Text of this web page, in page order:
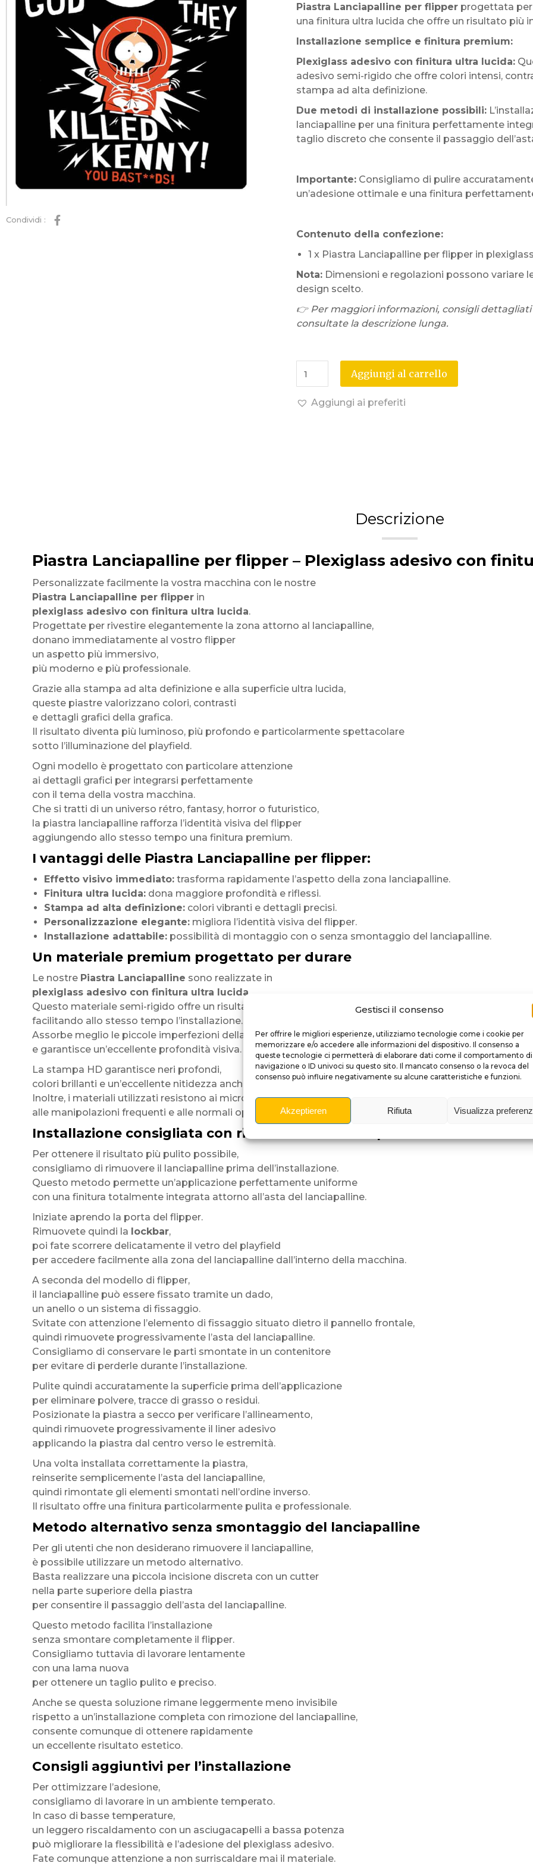
Gestisci il consenso
Per offrire le migliori esperienze, utilizziamo tecnologie come i cookie per
memorizzare e/o accedere alle informazioni del dispositivo. Il consenso a
queste tecnologie ci permetterà di elaborare dati come il comportamento di
navigazione o ID univoci su questo sito. Il mancato consenso o la revoca del
consenso può influire negativamente su alcune caratteristiche e funzioni.
Akzeptieren Rifiuta Visualizza
Condividi :
Piastra Lanciapalline per flipperprogettata per
una finitura ultra lucida che offre un risultato più
Installazione semplice e finitura premium:
Plexiglass adesivo con finitura ultra lucida:
adesivo semi-rigido che offre colori intensi,
stampa ad alta definizione.
Due metodi di installazione possibili:
lanciapalline per una finitura perfettamente
taglio discreto che consente il passaggio
Importante:Consigliamo di pulire
un’adesione ottimale e una finitura
Contenuto della confezione:
1 x Piastra Lanciapalline per flipper in
Nota:Dimensioni e regolazioni possono variare
design scelto.
👉 Per maggiori informazioni, consigli
consultate la descrizione lunga.
Aggiungi al carrello
Aggiungi ai preferiti
Descrizione
Piastra Lanciapalline per flipper – Plexiglass adesivo con
Personalizzate facilmente la vostra macchina con le nostre
Piastra Lanciapalline per flipperin
plexiglass adesivo con finitura ultra lucida.
Progettate per rivestire elegantemente la zona attorno al lanciapalline,
donano immediatamente al vostro flipper
un aspetto più immersivo,
più moderno e più professionale.
Grazie alla stampa ad alta definizione e alla superficie ultra lucida,
queste piastre valorizzano colori, contrasti
e dettagli grafici della grafica.
Il risultato diventa più luminoso, più profondo e particolarmente spettacolare
sotto l’illuminazione del playfield.
Ogni modello è progettato con particolare attenzione
ai dettagli grafici per integrarsi perfettamente
con il tema della vostra macchina.
Che si tratti di un universo rétro, fantasy, horror o futuristico,
la piastra lanciapalline rafforza l’identità visiva del flipper
aggiungendo allo stesso tempo una finitura premium.
I vantaggi delle Piastra Lanciapalline per flipper:
Effetto visivo immediato:trasforma rapidamente l’aspetto della zona lanciapalline.
Finitura ultra lucida:dona maggiore profondità e riflessi.
Stampa ad alta definizione:colori vibranti e dettagli precisi.
Personalizzazione elegante:migliora l’identità visiva del flipper.
Installazione adattabile:possibilità di montaggio con o senza smontaggio del lanciapalline.
Un materiale premium progettato per durare
Le nostre Piastra Lanciapalline sono realizzate in
plexiglass adesivo con finitura ultra lucida
Questo materiale semi-rigido offre un risultato premium
facilitando allo stesso tempo l’installazione.
Assorbe meglio le piccole imperfezioni della superficie
e garantisce un’eccellente profondità visiva.
La stampa HD garantisce neri profondi,
colori brillanti e un’eccellente nitidezza anche da vicino.
Inoltre, i materiali utilizzati resistono ai micrograffi,
alle manipolazioni frequenti e alle normali operazioni di pulizia.
Installazione consigliata con rimozione del lanciapalline
Per ottenere il risultato più pulito possibile,
consigliamo di rimuovere il lanciapalline prima dell’installazione.
Questo metodo permette un’applicazione perfettamente uniforme
con una finitura totalmente integrata attorno all’asta del lanciapalline.
Iniziate aprendo la porta del flipper.
Rimuovete quindi la lockbar,
poi fate scorrere delicatamente il vetro del playfield
per accedere facilmente alla zona del lanciapalline dall’interno della macchina.
A seconda del modello di flipper,
il lanciapalline può essere fissato tramite un dado,
un anello o un sistema di fissaggio.
Svitate con attenzione l’elemento di fissaggio situato dietro il pannello frontale,
quindi rimuovete progressivamente l’asta del lanciapalline.
Consigliamo di conservare le parti smontate in un contenitore
per evitare di perderle durante l’installazione.
Pulite quindi accuratamente la superficie prima dell’applicazione
per eliminare polvere, tracce di grasso o residui.
Posizionate la piastra a secco per verificare l’allineamento,
quindi rimuovete progressivamente il liner adesivo
applicando la piastra dal centro verso le estremità.
Una volta installata correttamente la piastra,
reinserite semplicemente l’asta del lanciapalline,
quindi rimontate gli elementi smontati nell’ordine inverso.
Il risultato offre una finitura particolarmente pulita e professionale.
Metodo alternativo senza smontaggio del lanciapalline
Per gli utenti che non desiderano rimuovere il lanciapalline,
è possibile utilizzare un metodo alternativo.
Basta realizzare una piccola incisione discreta con un cutter
nella parte superiore della piastra
per consentire il passaggio dell’asta del lanciapalline.
Questo metodo facilita l’installazione
senza smontare completamente il flipper.
Consigliamo tuttavia di lavorare lentamente
con una lama nuova
per ottenere un taglio pulito e preciso.
Anche se questa soluzione rimane leggermente meno invisibile
rispetto a un’installazione completa con rimozione del lanciapalline,
consente comunque di ottenere rapidamente
un eccellente risultato estetico.
Consigli aggiuntivi per l’installazione
Per ottimizzare l’adesione,
consigliamo di lavorare in un ambiente temperato.
In caso di basse temperature,
un leggero riscaldamento con un asciugacapelli a bassa potenza
può migliorare la flessibilità e l’adesione del plexiglass adesivo.
Fate comunque attenzione a non surriscaldare mai il materiale.